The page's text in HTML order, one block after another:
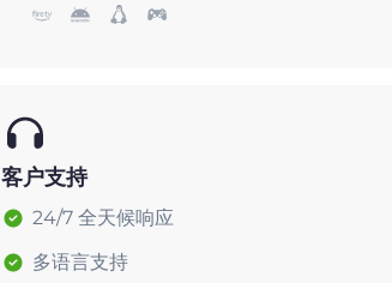
客户支持
24/7 全天候响应
多语言支持